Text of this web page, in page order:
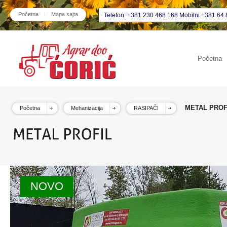
Početna Mapa sajta Telefon: +381 230 468 168 Mobilni +381 64
Početna
Početna Mehanizacija RASIPAČI METAL
NOVO